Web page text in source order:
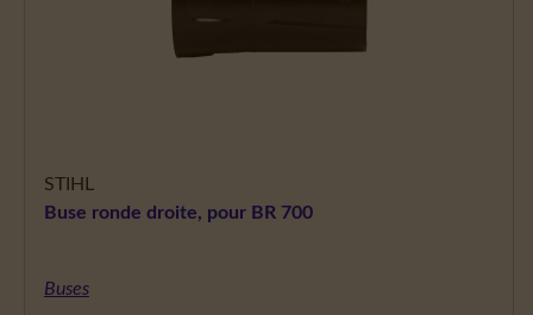
STIHL
Buse ronde droite, pour BR 700
Buses